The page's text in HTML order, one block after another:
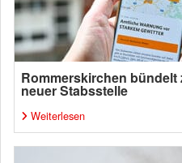
Rommerskirchen
neuer Stabsstelle
Weiterlesen